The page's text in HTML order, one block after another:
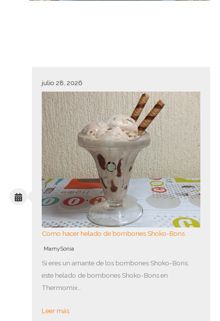
julio 28, 2026
Como hacer helado de bombones Shoko-Bons
MamySonia
Si eres un amante de los bombones Shoko-Bons,
este helado de bombones Shoko-Bons en
Thermomix…
Leer más